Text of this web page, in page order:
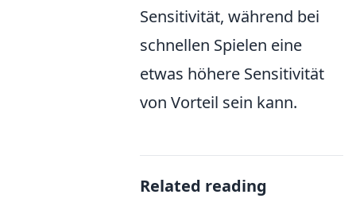
Sensitivität, während bei
schnellen Spielen eine
etwas höhere Sensitivität
von Vorteil sein kann.
Related reading